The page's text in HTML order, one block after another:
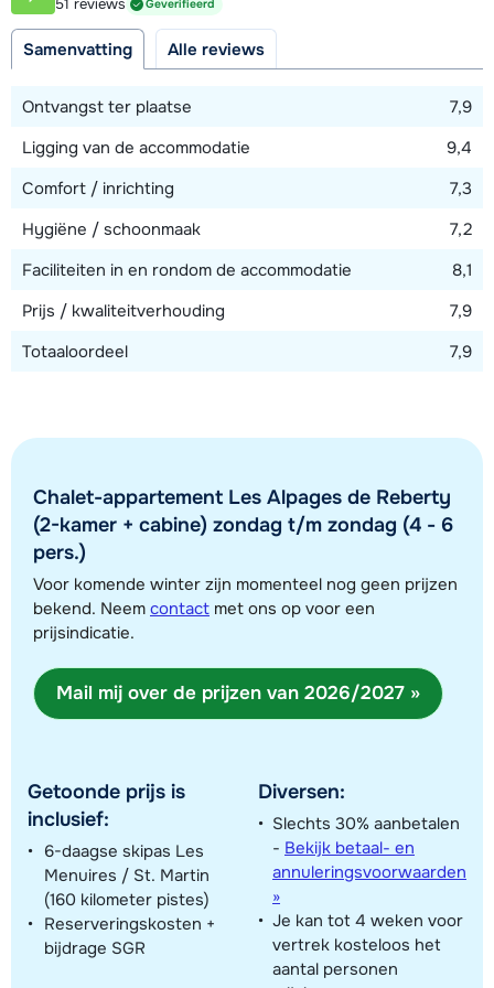
20 meter
Toon alle accommodaties in dit gebied
Deze kaart geeft een indicatie van de ligging van onze accommodaties. De
exacte locatie kan enigszins afwijken.
51 reviews Geverifieerd
Samenvatting Alle reviews
Ontvangst ter plaatse
7,9
Ligging van de accommodatie
9,4
Comfort / inrichting
7,3
Hygiëne / schoonmaak
7,2
Faciliteiten in en rondom de accommodatie
8,1
Prijs / kwaliteitverhouding
7,9
Totaaloordeel
7,9
Chalet-appartement Les Alpages de Reberty
(2-kamer + cabine) zondag t/m zondag (4 - 6
pers.)
Voor komende winter zijn momenteel nog geen prijzen
bekend. Neem contact met ons op voor een
prijsindicatie.
Mail mij over de prijzen van 2026/2027 »
Getoonde prijs is
inclusief:
6-daagse skipas Les
Menuires / St. Martin
(160 kilometer pistes)
Reserveringskosten +
bijdrage SGR
Diversen:
Slechts 30% aanbetalen
- Bekijk betaal- en
annuleringsvoorwaarden
»
Je kan tot 4 weken voor
vertrek kosteloos het
aantal personen